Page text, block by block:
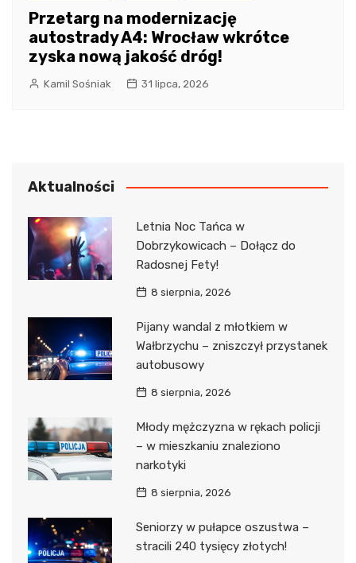
Przetarg na modernizację
autostrady A4: Wrocław wkrótce
zyska nową jakość dróg!
Kamil Sośniak 31 lipca, 2026
Aktualności
Letnia Noc Tańca w
Dobrzykowicach – Dołącz do
Radosnej Fety!
8 sierpnia, 2026
Pijany wandal z młotkiem w
Wałbrzychu – zniszczył przystanek
autobusowy
8 sierpnia, 2026
Młody mężczyzna w rękach policji
– w mieszkaniu znaleziono
narkotyki
8 sierpnia, 2026
Seniorzy w pułapce oszustwa –
stracili 240 tysięcy złotych!